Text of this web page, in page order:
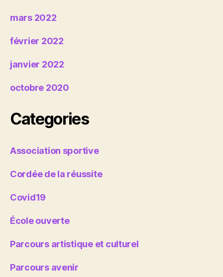
mars 2022
février 2022
janvier 2022
octobre 2020
Categories
Association sportive
Cordée de la réussite
Covid19
École ouverte
Parcours artistique et culturel
Parcours avenir